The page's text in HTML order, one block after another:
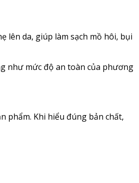
lên da, giúp làm sạch mồ hôi, bụi
như mức độ an toàn của phương
phẩm. Khi hiểu đúng bản chất,